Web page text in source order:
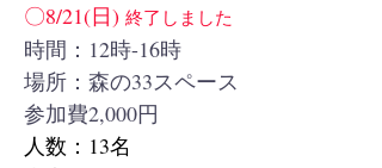
〇8/21(日) 終了しました
時間：12時-16時
場所：森の33スペース
​参加費2,000円
​人数：13名